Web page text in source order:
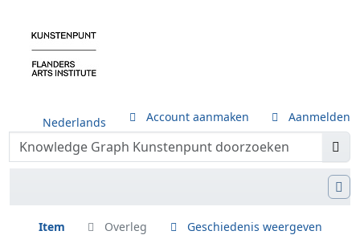
Nederlands Account aanmaken Aanmelden
Item Overleg Geschiedenis weergeven